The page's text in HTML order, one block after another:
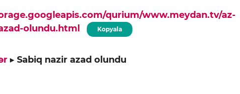
qurium/www.meydan.tv/az-
olundu.html
Kopyala
▸ Sabiq nazir azad olundu